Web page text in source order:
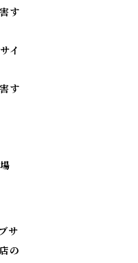
す
イ
す
サ
の